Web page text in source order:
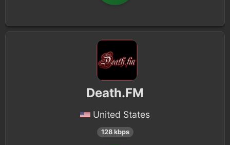
Death.FM
United States
128 kbps